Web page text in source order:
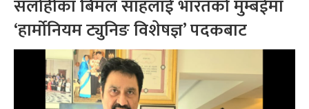
सर्लाहीका बिमल साहलाई भारतको मुम्बईमा
‘हार्मोनियम ट्युनिङ विशेषज्ञ’ पदकबाट
सम्मानित